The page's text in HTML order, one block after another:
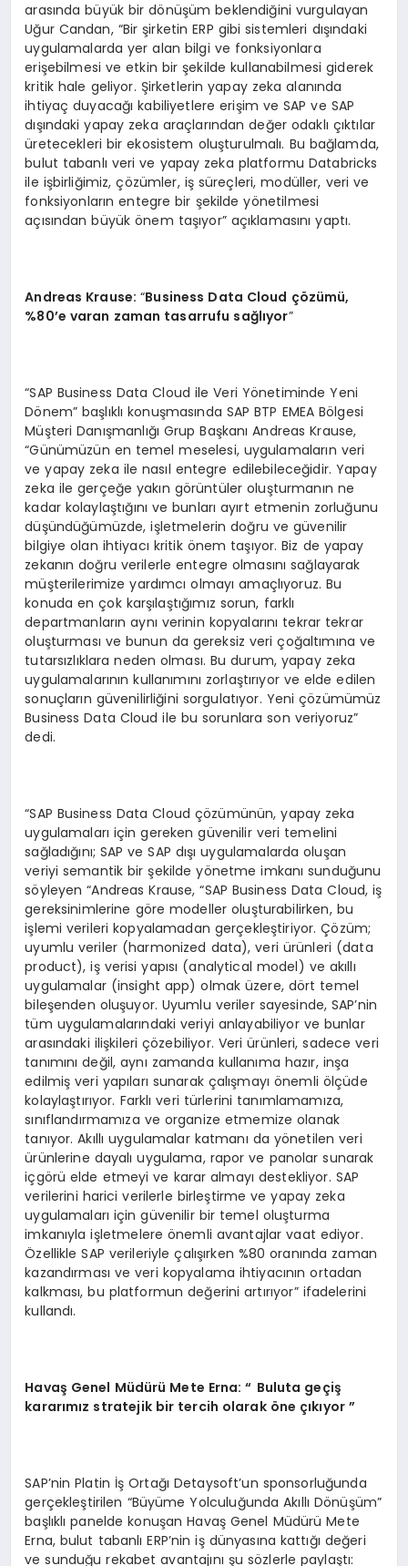
arasında büyük bir dönüşüm beklendiğini vurgulayan
Uğur Candan, “Bir şirketin ERP gibi sistemleri dışındaki
uygulamalarda yer alan bilgi ve fonksiyonlara
erişebilmesi ve etkin bir şekilde kullanabilmesi giderek
kritik hale geliyor. Şirketlerin yapay zeka alanında
ihtiyaç duyacağı kabiliyetlere erişim ve SAP ve SAP
dışındaki yapay zeka araçlarından değer odaklı çıktılar
üretecekleri bir ekosistem oluşturulmalı. Bu bağlamda,
bulut tabanlı veri ve yapay zeka platformu Databricks
ile işbirliğimiz, çözümler, iş süreçleri, modüller, veri ve
fonksiyonların entegre bir şekilde yönetilmesi
açısından büyük önem taşıyor” açıklamasını yaptı.
Andreas Krause:“Business Data Cloud çözümü,
%80’e varan zaman tasarrufu sağlıyor”
“SAP Business Data Cloud ile Veri Yönetiminde Yeni
Dönem” başlıklı konuşmasında SAP BTP EMEA Bölgesi
Müşteri Danışmanlığı Grup Başkanı Andreas Krause,
“Günümüzün en temel meselesi, uygulamaların veri
ve yapay zeka ile nasıl entegre edilebileceğidir. Yapay
zeka ile gerçeğe yakın görüntüler oluşturmanın ne
kadar kolaylaştığını ve bunları ayırt etmenin zorluğunu
düşündüğümüzde, işletmelerin doğru ve güvenilir
bilgiye olan ihtiyacı kritik önem taşıyor. Biz de yapay
zekanın doğru verilerle entegre olmasını sağlayarak
müşterilerimize yardımcı olmayı amaçlıyoruz. Bu
konuda en çok karşılaştığımız sorun, farklı
departmanların aynı verinin kopyalarını tekrar tekrar
oluşturması ve bunun da gereksiz veri çoğaltımına ve
tutarsızlıklara neden olması. Bu durum, yapay zeka
uygulamalarının kullanımını zorlaştırıyor ve elde edilen
sonuçların güvenilirliğini sorgulatıyor. Yeni çözümümüz
Business Data Cloud ile bu sorunlara son veriyoruz”
dedi.
“SAP Business Data Cloud çözümünün, yapay zeka
uygulamaları için gereken güvenilir veri temelini
sağladığını; SAP ve SAP dışı uygulamalarda oluşan
veriyi semantik bir şekilde yönetme imkanı sunduğunu
söyleyen “Andreas Krause, “SAP Business Data Cloud, iş
gereksinimlerine göre modeller oluşturabilirken, bu
işlemi verileri kopyalamadan gerçekleştiriyor. Çözüm;
uyumlu veriler (harmonized data), veri ürünleri (data
product), iş verisi yapısı (analytical model) ve akıllı
uygulamalar (insight app) olmak üzere, dört temel
bileşenden oluşuyor. Uyumlu veriler sayesinde, SAP’nin
tüm uygulamalarındaki veriyi anlayabiliyor ve bunlar
arasındaki ilişkileri çözebiliyor. Veri ürünleri, sadece veri
tanımını değil, aynı zamanda kullanıma hazır, inşa
edilmiş veri yapıları sunarak çalışmayı önemli ölçüde
kolaylaştırıyor. Farklı veri türlerini tanımlamamıza,
sınıflandırmamıza ve organize etmemize olanak
tanıyor. Akıllı uygulamalar katmanı da yönetilen veri
ürünlerine dayalı uygulama, rapor ve panolar sunarak
içgörü elde etmeyi ve karar almayı destekliyor. SAP
verilerini harici verilerle birleştirme ve yapay zeka
uygulamaları için güvenilir bir temel oluşturma
imkanıyla işletmelere önemli avantajlar vaat ediyor.
Özellikle SAP verileriyle çalışırken %80 oranında zaman
kazandırması ve veri kopyalama ihtiyacının ortadan
kalkması, bu platformun değerini artırıyor” ifadelerini
kullandı.
Havaş Genel Müdürü Mete Erna: “ Buluta geçiş
kararımız stratejik bir tercih olarak öne çıkıyor ”
SAP’nin Platin İş Ortağı Detaysoft’un sponsorluğunda
gerçekleştirilen “Büyüme Yolculuğunda Akıllı Dönüşüm”
başlıklı panelde konuşan Havaş Genel Müdürü Mete
Erna, bulut tabanlı ERP’nin iş dünyasına kattığı değeri
ve sunduğu rekabet avantajını şu sözlerle paylaştı: